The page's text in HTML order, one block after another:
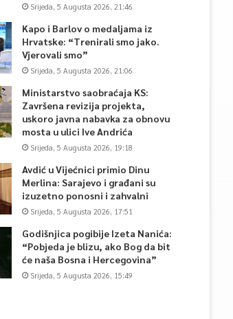
Srijeda, 5 Augusta 2026, 21:46
Kapo i Barlov o medaljama iz
Hrvatske: “Trenirali smo jako.
Vjerovali smo”
Srijeda, 5 Augusta 2026, 21:06
Ministarstvo saobraćaja KS:
Završena revizija projekta,
uskoro javna nabavka za obnovu
mosta u ulici Ive Andrića
Srijeda, 5 Augusta 2026, 19:18
Avdić u Vijećnici primio Dinu
Merlina: Sarajevo i građani su
izuzetno ponosni i zahvalni
Srijeda, 5 Augusta 2026, 17:51
Godišnjica pogibije Izeta Nanića:
“Pobjeda je blizu, ako Bog da bit
će naša Bosna i Hercegovina”
Srijeda, 5 Augusta 2026, 15:49